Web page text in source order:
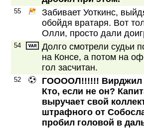
55
Забивает Уоткинс,
обойдя вратаря. Вот
Олли, просто дали
54
Долго смотрели судьи
на Консе, а потом на
гол засчитан.
52
ГООООЛ!!!!!! Вирджил
Кто, если не он?
выручает свой
штрафного от
пробил головой в